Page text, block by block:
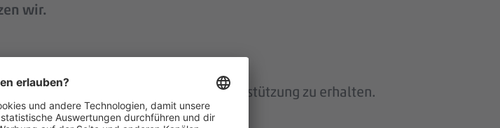
wir.
wenden, um Tipps und Unterstützung zu erhalten.